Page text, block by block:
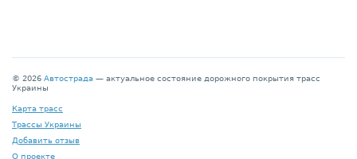
© 2026 Автострада — актуальное состояние дорожного покрытия трасс
Украины
Карта трасс
Трассы Украины
Добавить отзыв
О проекте